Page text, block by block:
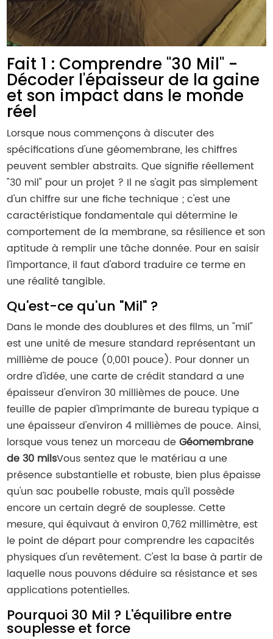
Fait 1 : Comprendre "30 Mil" -
Décoder l'épaisseur de la gaine
et son impact dans le monde
réel
Lorsque nous commençons à discuter des
spécifications d'une géomembrane, les chiffres
peuvent sembler abstraits. Que signifie réellement
"30 mil" pour un projet ? Il ne s'agit pas simplement
d'un chiffre sur une fiche technique ; c'est une
caractéristique fondamentale qui détermine le
comportement de la membrane, sa résilience et son
aptitude à remplir une tâche donnée. Pour en saisir
l'importance, il faut d'abord traduire ce terme en
une réalité tangible.
Qu'est-ce qu'un "Mil" ?
Dans le monde des doublures et des films, un "mil"
est une unité de mesure standard représentant un
millième de pouce (0,001 pouce). Pour donner un
ordre d'idée, une carte de crédit standard a une
épaisseur d'environ 30 millièmes de pouce. Une
feuille de papier d'imprimante de bureau typique a
une épaisseur d'environ 4 millièmes de pouce. Ainsi,
lorsque vous tenez un morceau deGéomembrane
de 30 milsVous sentez que le matériau a une
présence substantielle et robuste, bien plus épaisse
qu'un sac poubelle robuste, mais qu'il possède
encore un certain degré de souplesse. Cette
mesure, qui équivaut à environ 0,762 millimètre, est
le point de départ pour comprendre les capacités
physiques d'un revêtement. C'est la base à partir de
laquelle nous pouvons déduire sa résistance et ses
applications potentielles.
Pourquoi 30 Mil ? L'équilibre entre
souplesse et force